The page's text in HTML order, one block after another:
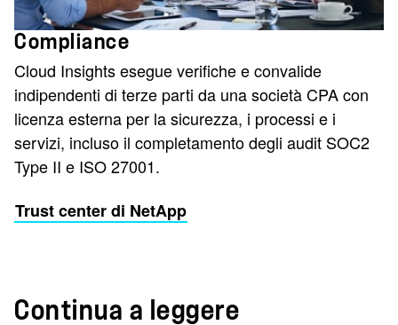
Compliance
Cloud Insights esegue verifiche e convalide
indipendenti di terze parti da una società CPA con
licenza esterna per la sicurezza, i processi e i
servizi, incluso il completamento degli audit SOC2
Type II e ISO 27001.
Trust center di NetApp
Continua a leggere